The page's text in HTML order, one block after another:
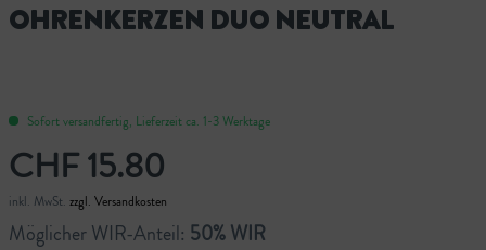
OHRENKERZEN DUO NEUTRAL
Sofort versandfertig, Lieferzeit ca. 1-3 Werktage
CHF 15.80
inkl. MwSt. zzgl. Versandkosten
Möglicher WIR-Anteil: 50% WIR